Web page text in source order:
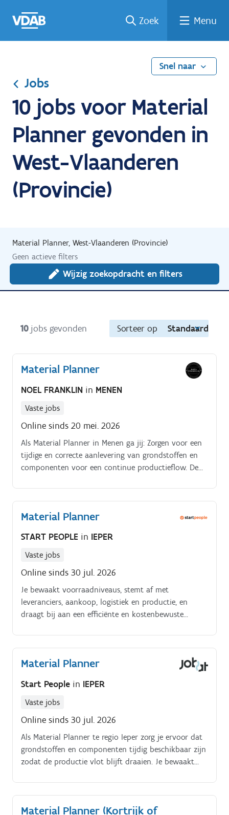
naar
een
een
job
naar
Zoek Menu
Snel naar
Jobs
10 jobs voor Material
Planner gevonden in
West-Vlaanderen
(Provincie)
Material Planner, West-Vlaanderen (Provincie)
Geen actieve filters
Wijzig zoekopdracht en filters
10 jobs gevonden Sorteer op Standaard
Material Planner
NOEL FRANKLIN in MENEN
Vaste jobs
Online sinds 20 mei. 2026
Als Material Planner in Menen ga jij: Zorgen voor een
tijdige en correcte aanlevering van grondstoffen en
componenten voor een continue productieflow. De
productsegmenten binnen jouw uitgebreide
materialenportefeuille.
Material Planner
START PEOPLE in IEPER
Vaste jobs
Online sinds 30 jul. 2026
Je bewaakt voorraadniveaus, stemt af met
leveranciers, aankoop, logistiek en productie, en
draagt bij aan een efficiënte en kostenbewuste
productiebehoeften en forecasts;.
Material Planner
Start People in IEPER
Vaste jobs
Online sinds 30 jul. 2026
Als Material Planner te regio Ieper zorg je ervoor dat
grondstoffen en componenten tijdig beschikbaar zijn
zodat de productie vlot blijft draaien. Je bewaakt
logistiek en productie, en draagt bij aan een
efficiënte en kostenbewuste supply chain.
Material Planner (Kortrijk of